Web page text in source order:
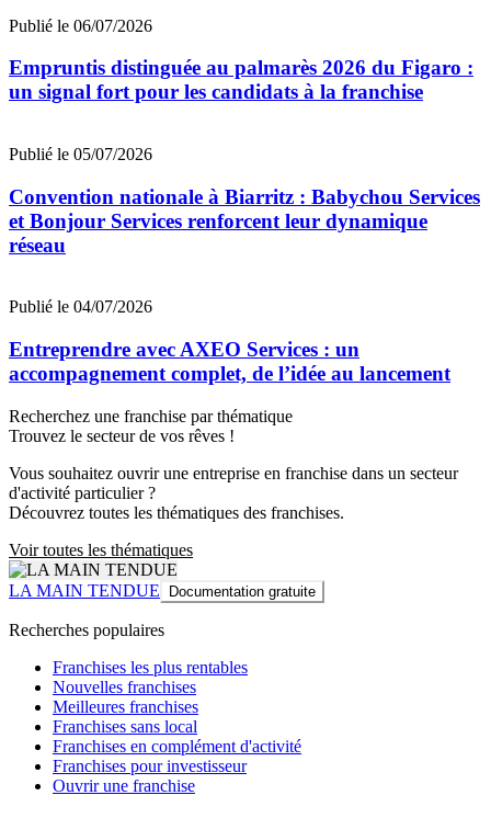
Publié le 06/07/2026
Empruntis distinguée au palmarès 2026 du Figaro :
un signal fort pour les candidats à la franchise
Publié le 05/07/2026
Convention nationale à Biarritz : Babychou Services
et Bonjour Services renforcent leur dynamique
réseau
Publié le 04/07/2026
Entreprendre avec AXEO Services : un
accompagnement complet, de l’idée au lancement
Recherchez une franchise par thématique
Trouvez le secteur de vos rêves !
Vous souhaitez ouvrir une entreprise en franchise dans un secteur
d'activité particulier ?
Découvrez toutes les thématiques des franchises.
Voir toutes les thématiques
LA MAIN TENDUE Documentation gratuite
Recherches populaires
Franchises les plus rentables
Nouvelles franchises
Meilleures franchises
Franchises sans local
Franchises en complément d'activité
Franchises pour investisseur
Ouvrir une franchise